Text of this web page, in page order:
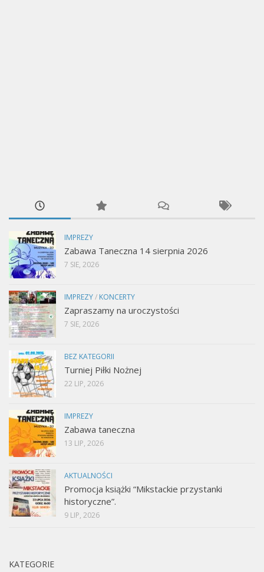
IMPREZY
Zabawa Taneczna 14 sierpnia 2026
7 SIE, 2026
IMPREZY/ KONCERTY
Zapraszamy na uroczystości
7 SIE, 2026
BEZ KATEGORII
Turniej Piłki Nożnej
22 LIP, 2026
IMPREZY
Zabawa taneczna
13 LIP, 2026
AKTUALNOŚCI
Promocja książki “Mikstackie przystanki
historyczne”.
9 LIP, 2026
KATEGORIE